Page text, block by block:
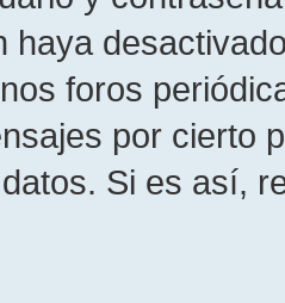
haya
foros
por cierto
Si es así,